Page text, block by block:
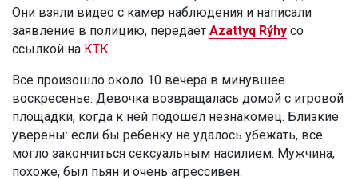
Они взяли видео с камер наблюдения и написали
заявление в полицию, передает Azattyq Rýhy со
ссылкой на КТК.
Все произошло около 10 вечера в минувшее
воскресенье. Девочка возвращалась домой с игровой
площадки, когда к ней подошел незнакомец. Близкие
уверены: если бы ребенку не удалось убежать, все
могло закончиться сексуальным насилием. Мужчина,
похоже, был пьян и очень агрессивен.